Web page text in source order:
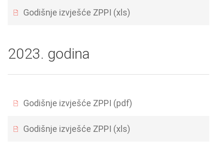
Godišnje izvješće ZPPI (xls)
2023. godina
Godišnje izvješće ZPPI (pdf)
Godišnje izvješće ZPPI (xls)